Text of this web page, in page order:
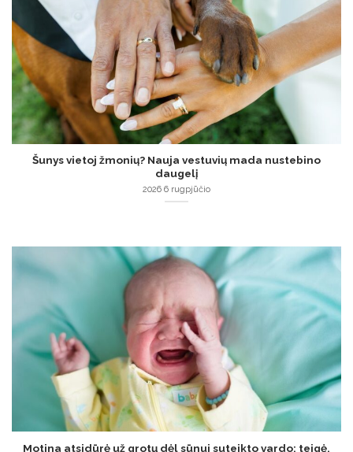
Šunys vietoj žmonių? Nauja vestuvių mada nustebino
daugelį
2026 6 rugpjūčio
Motina atsidūrė už grotų dėl sūnui suteikto vardo: teigė,